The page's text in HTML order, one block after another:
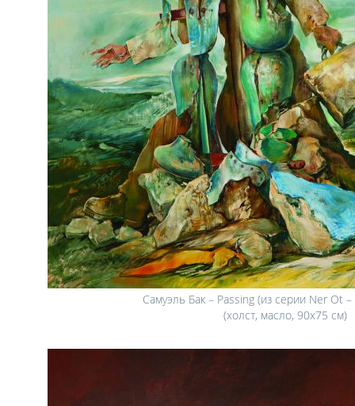
Самуэль Бак – Passing (из серии Ner Ot
(холст, масло, 90х75 см)